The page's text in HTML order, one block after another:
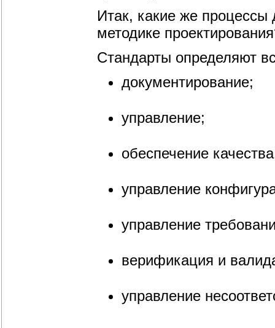
Итак, какие же
методике
Стандарты определяют
документирование;
управление;
обеспечение
управление
управление
верификация и
управление